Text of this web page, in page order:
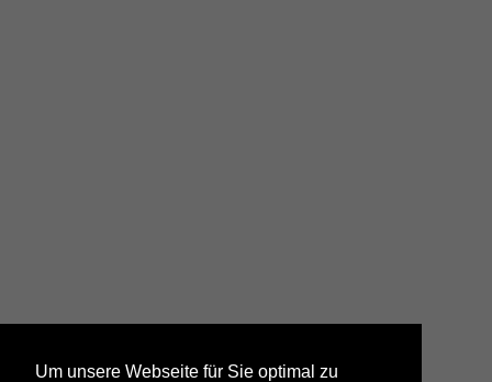
Um unsere Webseite für Sie optimal zu